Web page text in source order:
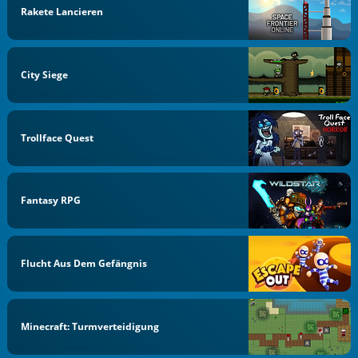
Rakete Lancieren
City Siege
Trollface Quest
Fantasy RPG
Flucht Aus Dem Gefängnis
Minecraft: Turmverteidigung